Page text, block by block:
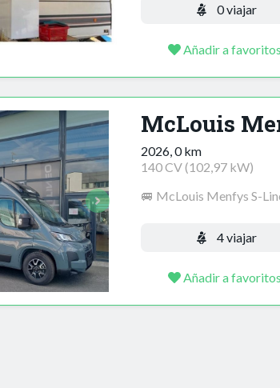
0 viajar
Añadir a favoritos
McLouis
2026, 0 km
140 CV (102,97 kW)
🚐 McLouis Menfys S-
4 viajar
Añadir a favoritos